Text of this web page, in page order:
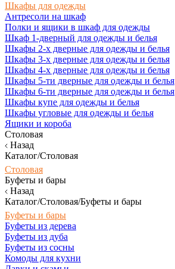
Шкафы для одежды
Антресоли на шкаф
Полки и ящики в шкаф для одежды
Шкаф 1-дверный для одежды и белья
Шкафы 2-х дверные для одежды и белья
Шкафы 3-х дверные для одежды и белья
Шкафы 4-х дверные для одежды и белья
Шкафы 5-ти дверные для одежды и белья
Шкафы 6-ти дверные для одежды и белья
Шкафы купе для одежды и белья
Шкафы угловые для одежды и белья
Ящики и короба
Столовая
Назад
Каталог/Столовая
Столовая
Буфеты и бары
Назад
Каталог/Столовая/Буфеты и бары
Буфеты и бары
Буфеты из дерева
Буфеты из дуба
Буфеты из сосны
Комоды для кухни